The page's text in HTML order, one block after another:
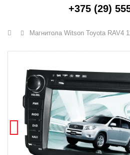
+375 (29)
Главная
Магнитола Witson Toyota RAV4